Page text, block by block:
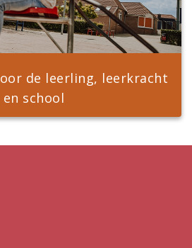
de leerling, leerkracht
en school